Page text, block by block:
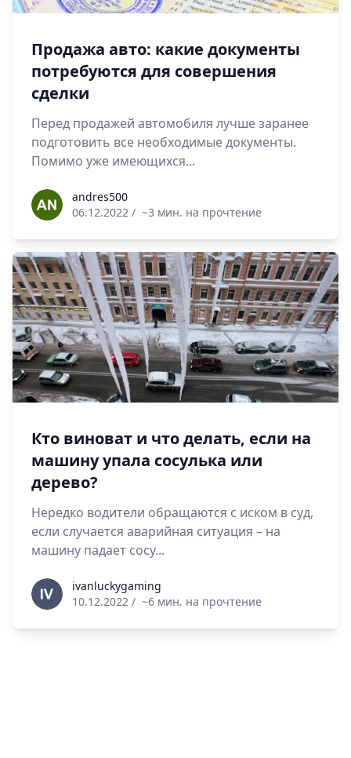
Продажа авто: какие документы
потребуются для совершения
сделки
Перед продажей автомобиля лучше заранее
подготовить все необходимые документы.
Помимо уже имеющихся...
andres500andres500
06.12.2022 / ~3 мин. на прочтение
Кто виноват и что делать, если на
машину упала сосулька или
дерево?
Нередко водители обращаются с иском в суд,
если случается аварийная ситуация – на
машину падает сосу...
ivanluckygaming
ivanluckygaming
10.12.2022 / ~6 мин. на прочтение